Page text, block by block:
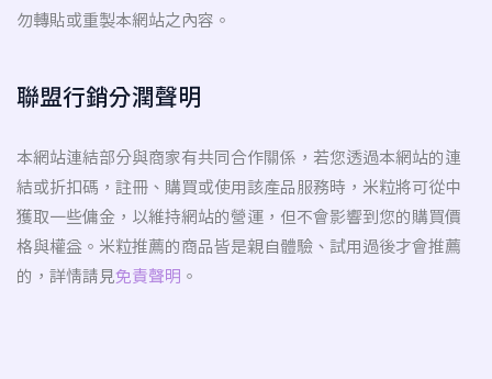
勿轉貼或重製本網站之內容。
聯盟行銷分潤聲明
本網站連結部分與商家有共同合作關係，若您透過本網站的連
結或折扣碼，註冊、購買或使用該產品服務時，米粒將可從中
獲取一些傭金，以維持網站的營運，但不會影響到您的購買價
格與權益。米粒推薦的商品皆是親自體驗、試用過後才會推薦
的，詳情請見 免責聲明 。